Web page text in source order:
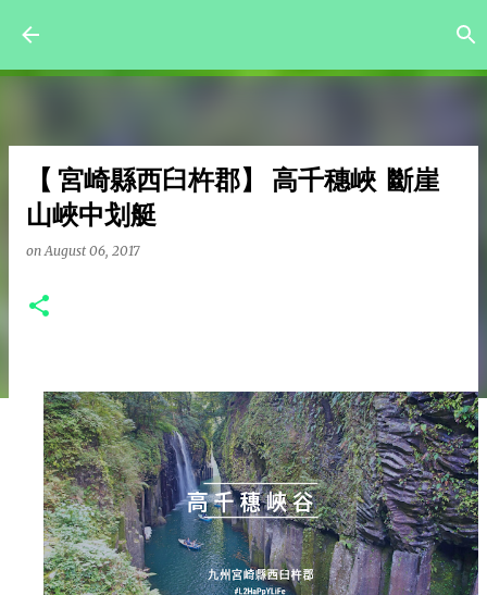
【 宮崎縣西臼杵郡】 高千穗峽 斷崖
山峽中划艇
onAugust 06, 2017